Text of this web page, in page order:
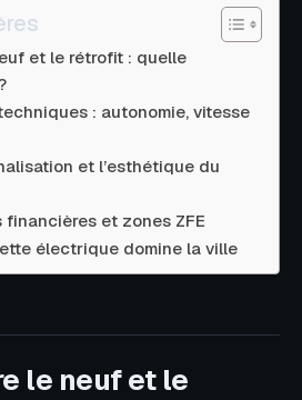
et le rétrofit : quelle
: autonomie, vitesse
et l’esthétique du
et zones ZFE
électrique domine la ville
le neuf et le